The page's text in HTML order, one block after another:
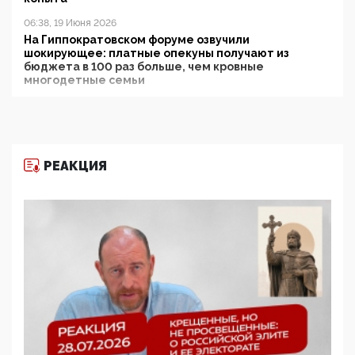
06:38, 19 Июня 2026
На Гиппократовском форуме озвучили
шокирующее: платные опекуны получают из
бюджета в 100 раз больше, чем кровные
многодетные семьи
11:53, 09 Июня 2026
деятельность ИИТО ЮНЕСКО в России, но
цифроглобалисты продолжают определять
повестку в образовании
09:43, 01 Июня 2026
5G за счет здоровья граждан: Минцифры намерено
отобрать у регионов и муниципалитетов право
защищать жилые дома и социальные объекты от
05:58, 26 Мая 2026
РЕАКЦИЯ